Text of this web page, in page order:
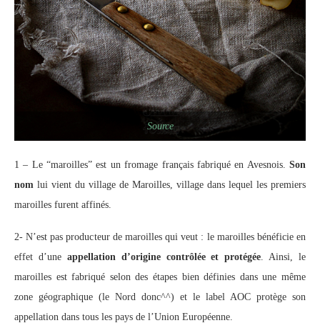
Source
1 – Le “maroilles” est un fromage français fabriqué en Avesnois. Son
nom lui vient du village de Maroilles, village dans lequel les premiers
maroilles furent affinés.
2- N’est pas producteur de maroilles qui veut : le maroilles bénéficie en
effet d’uneappellation d’origine contrôlée et protégée . Ainsi, le
maroilles est fabriqué selon des étapes bien définies dans une même
zone géographique (le Nord donc^^) et le label AOC protège son
appellation dans tous les pays de l’Union Européenne.